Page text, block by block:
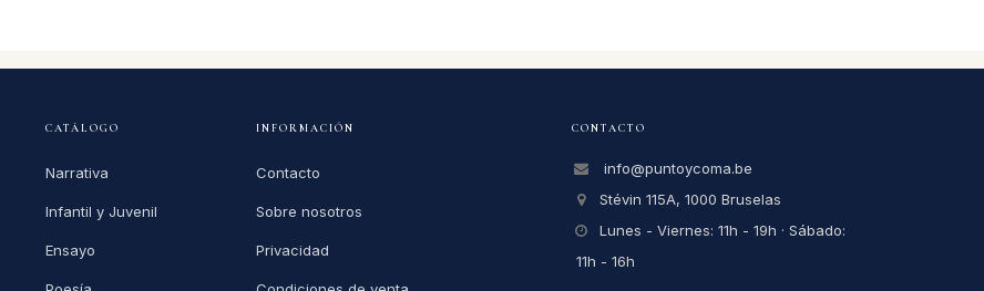
CATÁLOGO
Narrativa
Infantil y Juvenil
Ensayo
INFORMACIÓN
Contacto
Sobre nosotros
Privacidad
CONTACTO
info@puntoycoma.be
Stévin 115A, 1000 Bruselas
Lunes - Viernes: 11h - 19h · Sábado:
11h - 16h